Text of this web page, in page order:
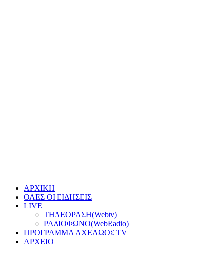
ΑΡΧΙΚΗ
ΟΛΕΣ ΟΙ ΕΙΔΗΣΕΙΣ
LIVE
ΤΗΛΕΟΡΑΣΗ(Webtv)
ΡΑΔΙΟΦΩΝΟ(WebRadio)
ΠΡΟΓΡΑΜΜΑ ΑΧΕΛΩΟΣ TV
ΑΡΧΕΙΟ